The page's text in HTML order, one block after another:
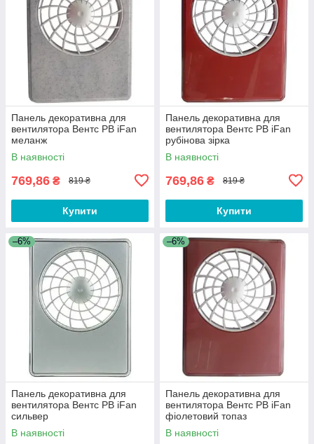
Панель декоративна для
вентилятора Вентс РВ iFan
меланж
В наявності
769,86 ₴ 819 ₴
Купити
Панель декоративна для
вентилятора Вентс РВ iFan
рубінова зірка
В наявності
769,86 ₴ 819 ₴
Купити
–6%
Панель декоративна для
вентилятора Вентс РВ iFan
сильвер
В наявності
–6%
Панель декоративна для
вентилятора Вентс РВ iFan
фіолетовий топаз
В наявності